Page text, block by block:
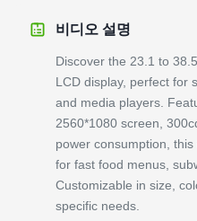
비디오 설명
Discover the 23.1 to
LCD display, perfect for
and media players.
2560*1080 screen,
power consumption,
for fast food menus,
Customizable in size,
specific needs.